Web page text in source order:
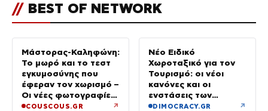
// BEST OF NETWORK
Μάστορας-Καληφώνη:
Το μωρό και το τεστ
εγκυμοσύνης που
έφεραν τον χωρισμό –
Οι νέες φωτογραφίες
από την Πάρο χωρίς
COUSCOUS.GR ↗
Νέο Ειδικό
Χωροταξικό για τον
Τουρισμό: οι νέοι
κανόνες και οι
ενστάσεις των
ξενοδόχων
DIMOCRACY.GR ↗